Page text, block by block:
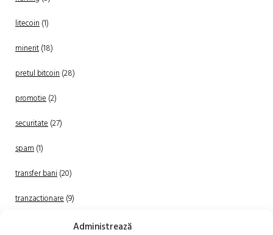
Administrează
litecoin(1)
minerit(18)
pretul bitcoin(28)
promotie(2)
securitate(27)
spam(1)
transfer bani(20)
tranzactionare(9)
(20)